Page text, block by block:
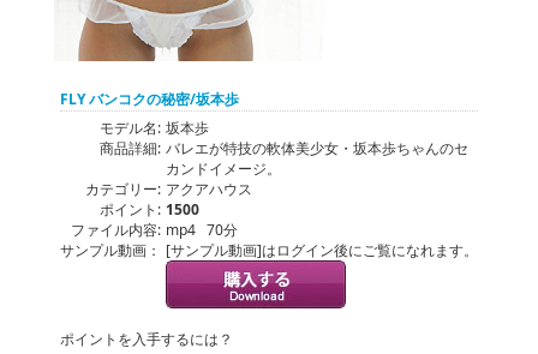
FLY バンコクの秘密/坂本歩
モデル名: 坂本歩
商品詳細: バレエが特技の軟体美少女・坂本歩ちゃんのセ
カンドイメージ。
カテゴリー: アクアハウス
ポイント: 1500
ファイル内容: mp4 70分
サンプル動画： [サンプル動画]はログイン後にご覧になれます。
ポイントを入手するには？